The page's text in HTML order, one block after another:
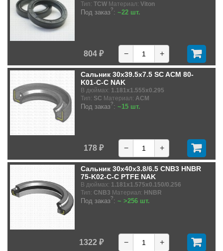
Тип: TCW Материал: Viton
Под заказ?: ~22 шт.
804 ₽ − +
Сальник 30x39.5x7.5 SC ACM 80-
K01-C-C NAK
В дюймах: 1.181x1.555x0.295
Тип: SC Материал: ACM
Под заказ?: ~15 шт.
178 ₽ − +
Сальник 30x40x3.8/6.5 CNB3 HNBR
75-K02-C-C PTFE NAK
В дюймах: 1.181x1.575x0.150/0.256
Тип: CNB3 Материал: HNBR
Под заказ?: ~ >256 шт.
1322 ₽ − +